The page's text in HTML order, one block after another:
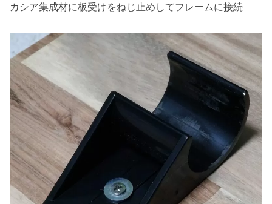
カシア集成材に板受けをねじ止めしてフレームに接続